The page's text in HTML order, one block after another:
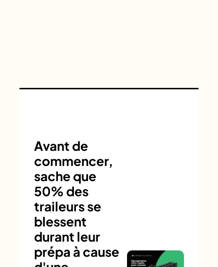
Avant de
commencer,
sache que
50% des
traileurs se
blessent
durant leur
prépa à cause